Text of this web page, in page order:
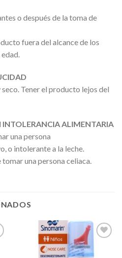
o después de la toma de
fuera del alcance de los
Tener el producto lejos del
INTOLERANCIA ALIMENTARIA
una persona
o intolerante a la leche.
una persona celiaca.